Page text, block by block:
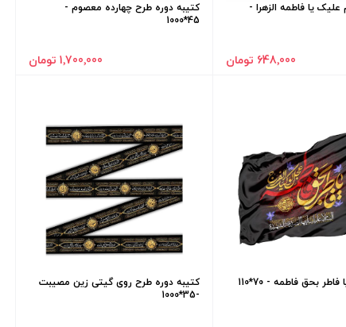
علیک یا فاطمه الزهرا -
648٬000 تومان
کتیبه دوره طرح چهارده معصوم -
45*1000
1٬700٬000 تومان
بحق فاطمه - 70*110
کتیبه دوره طرح روی گیتی زین مصیبت
-35*1000